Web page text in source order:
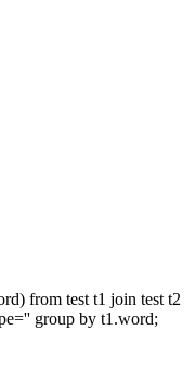
from test t1 join test t2
group by t1.word;